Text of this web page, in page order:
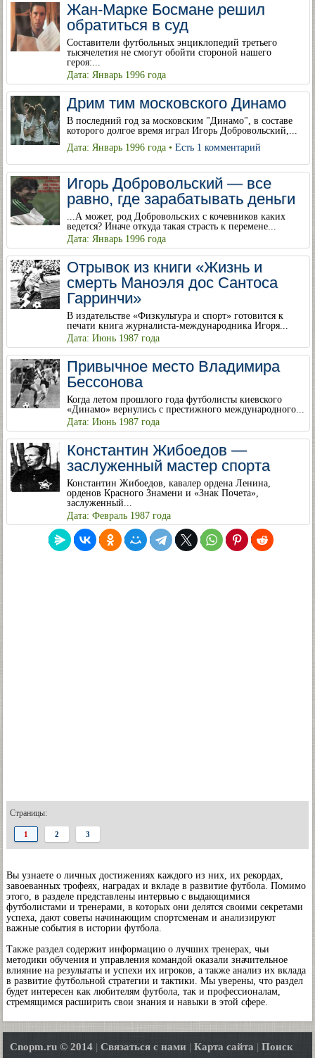
Жан-Марке Босмане решил
обратиться в суд
Составители футбольных энциклопедий третьего
тысячелетия не смогут обойти стороной нашего
героя:...
Дата: Январь 1996 года
Дрим тим московского Динамо
В последний год за московским "Динамо", в составе
которого долгое время играл Игорь Добровольский,...
Дата: Январь 1996 года • Есть 1 комментарий
Игорь Добровольский — все
равно, где зарабатывать деньги
...А может, род Добровольских с кочевников каких
ведется? Иначе откуда такая страсть к перемене...
Дата: Январь 1996 года
Отрывок из книги «Жизнь и
смерть Маноэля дос Сантоса
Гарринчи»
В издательстве «Физкультура и спорт» готовится к
печати книга журналиста-международника Игоря...
Дата: Июнь 1987 года
Привычное место Владимира
Бессонова
Когда летом прошлого года футболисты киевского
«Динамо» вернулись с престижного международного...
Дата: Июнь 1987 года
Константин Жибоедов —
заслуженный мастер спорта
Константин Жибоедов, кавалер ордена Ленина,
орденов Красного Знамени и «Знак Почета»,
заслуженный...
Дата: Февраль 1987 года
Страницы:
1 2 3
Вы узнаете о личных достижениях каждого из них, их рекордах,
завоеванных трофеях, наградах и вкладе в развитие футбола. Помимо
этого, в разделе представлены интервью с выдающимися
футболистами и тренерами, в которых они делятся своими секретами
успеха, дают советы начинающим спортсменам и анализируют
важные события в истории футбола.
Также раздел содержит информацию о лучших тренерах, чьи
методики обучения и управления командой оказали значительное
влияние на результаты и успехи их игроков, а также анализ их вклада
в развитие футбольной стратегии и тактики. Мы уверены, что раздел
будет интересен как любителям футбола, так и профессионалам,
стремящимся расширить свои знания и навыки в этой сфере.
Cnopm.ru © 2014 | Связаться с нами | Карта сайта | Поиск